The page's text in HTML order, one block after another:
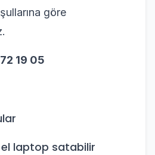
göre
19 05
laptop satabilir